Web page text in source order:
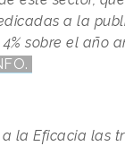
a la
sobre el año
la Eficacia las